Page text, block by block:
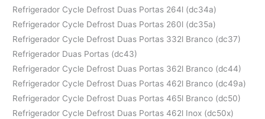
Refrigerador Cycle Defrost Duas Portas 264l (dc34a)
Refrigerador Cycle Defrost Duas Portas 260l (dc35a)
Refrigerador Cycle Defrost Duas Portas 332l Branco (dc37)
Refrigerador Duas Portas (dc43)
Refrigerador Cycle Defrost Duas Portas 362l Branco (dc44)
Refrigerador Cycle Defrost Duas Portas 462l Branco (dc49a)
Refrigerador Cycle Defrost Duas Portas 465l Branco (dc50)
Refrigerador Cycle Defrost Duas Portas 462l Inox (dc50x)